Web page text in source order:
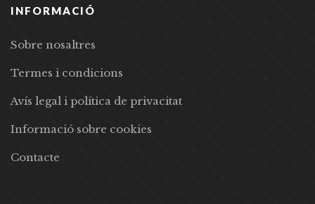
INFORMACIÓ
Sobre nosaltres
Termes i condicions
Avís legal i política de privacitat
Informació sobre cookies
Contacte